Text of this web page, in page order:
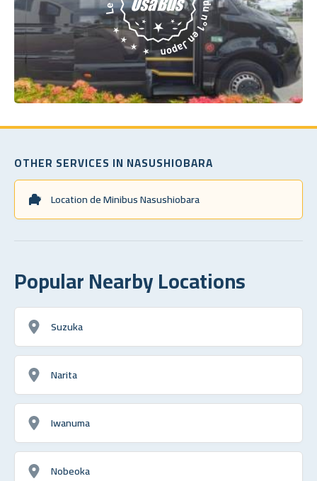
OTHER SERVICES IN NASUSHIOBARA
Location de Minibus Nasushiobara
Popular Nearby Locations
Suzuka
Narita
Iwanuma
Nobeoka